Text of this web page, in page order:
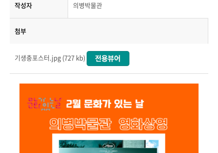
작성자 의병박물관
첨부
기생충포스터.jpg (727 kb)